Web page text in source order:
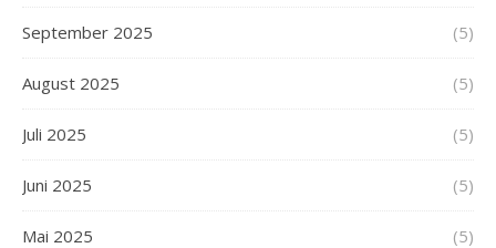
September 2025 (5)
August 2025 (5)
Juli 2025 (5)
Juni 2025 (5)
Mai 2025 (5)